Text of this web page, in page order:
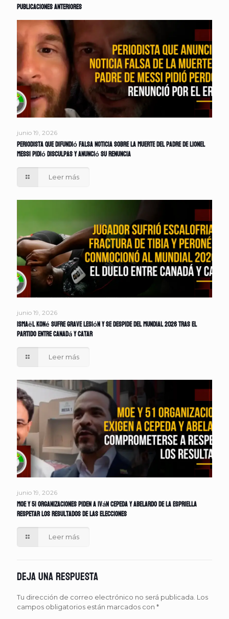
Publicaciones anteriores
junio 19, 2026
Periodista que difundió falsa noticia sobre la muerte del padre de Lionel
Messi pidió disculpas y anunció su renuncia
Leer más
junio 19, 2026
Ismaël Koné sufre grave lesión y se despide del Mundial 2026 tras el
partido entre Canadá y Catar
Leer más
junio 19, 2026
MOE y 51 organizaciones piden a Iván Cepeda y Abelardo de la Espriella
respetar los resultados de las elecciones
Leer más
Deja una respuesta
Tu dirección de correo electrónico no será publicada. Los
campos obligatorios están marcados con *